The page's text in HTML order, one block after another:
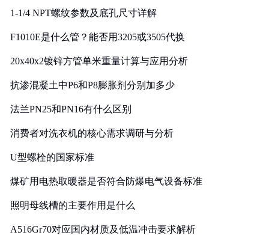
1-1/4 NPT螺纹参数及底孔尺寸详解
F1010E是什么管？能否用3205或3505代换
20x40x2镀锌方管单米重量计算与应用分析
抗渗混凝土中P6和P8膨胀剂分别加多少
法兰PN25和PN16有什么区别
消费者对洗衣机的核心需求调研与分析
U型螺栓的国家标准
煤矿用电热取暖器是否符合防爆电气设备标准
照明母线槽的主要作用是什么
A516Gr70对应国内材质及低温冲击要求解析